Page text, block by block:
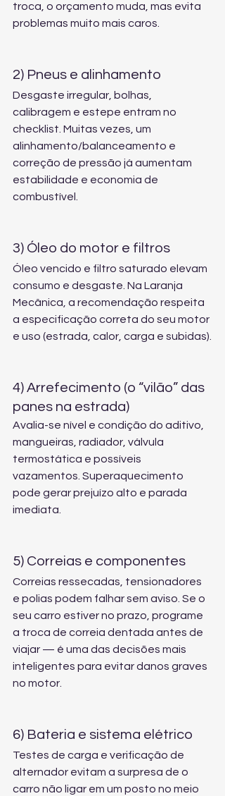
troca, o orçamento muda, mas evita
problemas muito mais caros.
2) Pneus e alinhamento
Desgaste irregular, bolhas,
calibragem e estepe entram no
checklist. Muitas vezes, um
alinhamento/balanceamento e
correção de pressão já aumentam
estabilidade e economia de
combustível.
3) Óleo do motor e filtros
Óleo vencido e filtro saturado elevam
consumo e desgaste. Na Laranja
Mecânica, a recomendação respeita
a especificação correta do seu motor
e uso (estrada, calor, carga e subidas).
4) Arrefecimento (o “vilão” das
panes na estrada)
Avalia-se nível e condição do aditivo,
mangueiras, radiador, válvula
termostática e possíveis
vazamentos. Superaquecimento
pode gerar prejuízo alto e parada
imediata.
5) Correias e componentes
Correias ressecadas, tensionadores
e polias podem falhar sem aviso. Se o
seu carro estiver no prazo, programe
a troca de correia dentada antes de
viajar — é uma das decisões mais
inteligentes para evitar danos graves
no motor.
6) Bateria e sistema elétrico
Testes de carga e verificação de
alternador evitam a surpresa de o
carro não ligar em um posto no meio